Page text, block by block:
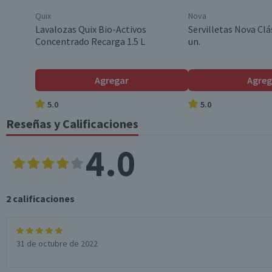
Variedad
Incluye
Descripción de Tecnología
Garantía Mínima Legal
Garantía Proveedor
Quix
Lavalozas Quix Bio-Activos
Concentrado Recarga 1.5 L
Agregar
5.0
Nova
Servilletas Nova
un.
5.0
Reseñas y Calificaciones
4.0
2 calificaciones
31 de octubre de 2022